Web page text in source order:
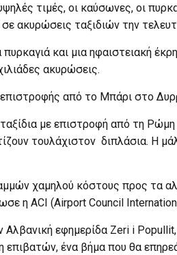
τιμές, οι καύσωνες, οι
ακυρώσεις ταξιδιών την
πυρκαγιά και μια ηφαιστειακή
ακυρώσεις.
επιστροφής από το Μπάρι στο
με επιστροφή από τη
τουλάχιστον διπλάσια. Η
χαμηλού κόστους προς τα
η ACI (Airport Council
εφημερίδα Zeri i
επιβατών, ένα βήμα που θα